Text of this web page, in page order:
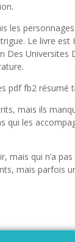
les
Le livre
Des Universites
pdf fb2 résumé
mais ils
qui les
mais qui n’a
mais parfois